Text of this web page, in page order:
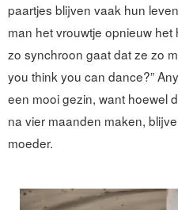
paartjes blijven vaak hun
man het vrouwtje opnieuw
zo synchroon gaat dat ze zo
you think you can dance?”
een mooi gezin, want hoewel
na vier maanden maken,
moeder.